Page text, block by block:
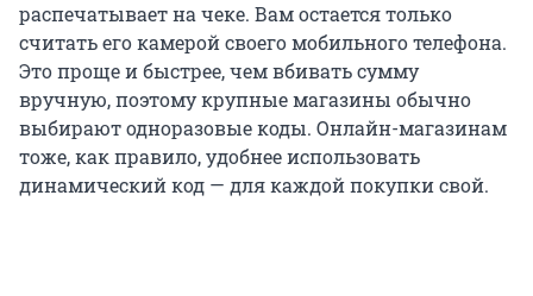
распечатывает на чеке. Вам остается только
считать его камерой своего мобильного телефона.
Это проще и быстрее, чем вбивать сумму
вручную, поэтому крупные магазины обычно
выбирают одноразовые коды. Онлайн-магазинам
тоже, как правило, удобнее использовать
динамический код — для каждой покупки свой.